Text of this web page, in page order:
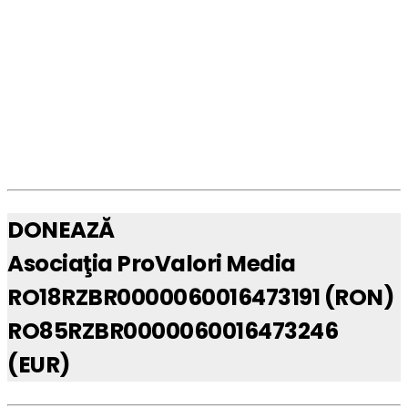
DONEAZĂ
Asociaţia ProValori Media
RO18RZBR0000060016473191 (RON)
RO85RZBR0000060016473246
(EUR)